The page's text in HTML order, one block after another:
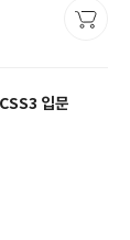
입문